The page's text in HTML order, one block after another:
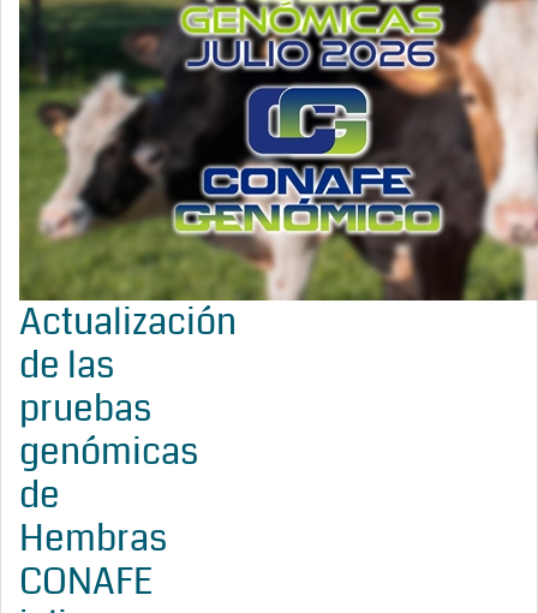
Actualización
de las
pruebas
genómicas
de
Hembras
CONAFE